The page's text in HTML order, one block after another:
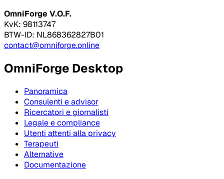
OmniForge V.O.F.
KvK: 98113747
BTW-ID: NL868362827B01
contact@omniforge.online
OmniForge Desktop
Panoramica
Consulenti e advisor
Ricercatori e giornalisti
Legale e compliance
Utenti attenti alla privacy
Terapeuti
Alternative
Documentazione